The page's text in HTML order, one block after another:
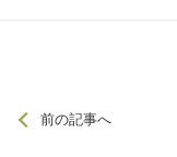
前の記事へ